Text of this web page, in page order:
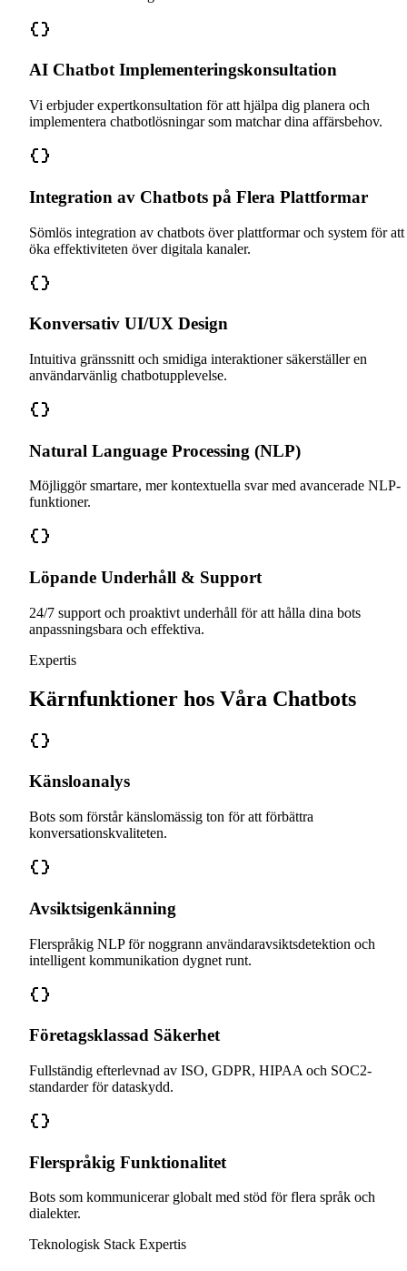
AI Chatbot Implementeringskonsultation
Vi erbjuder expertkonsultation för att hjälpa dig planera och
implementera chatbotlösningar som matchar dina affärsbehov.
Integration av Chatbots på Flera Plattformar
Sömlös integration av chatbots över plattformar och system för att
öka effektiviteten över digitala kanaler.
Konversativ UI/UX Design
Intuitiva gränssnitt och smidiga interaktioner säkerställer en
användarvänlig chatbotupplevelse.
Natural Language Processing (NLP)
Möjliggör smartare, mer kontextuella svar med avancerade NLP-
funktioner.
Löpande Underhåll & Support
24/7 support och proaktivt underhåll för att hålla dina bots
anpassningsbara och effektiva.
Expertis
Kärnfunktioner hos Våra Chatbots
Känsloanalys
Bots som förstår känslomässig ton för att förbättra
konversationskvaliteten.
Avsiktsigenkänning
Flerspråkig NLP för noggrann användaravsiktsdetektion och
intelligent kommunikation dygnet runt.
Företagsklassad Säkerhet
Fullständig efterlevnad av ISO, GDPR, HIPAA och SOC2-
standarder för dataskydd.
Flerspråkig Funktionalitet
Bots som kommunicerar globalt med stöd för flera språk och
dialekter.
Teknologisk Stack Expertis